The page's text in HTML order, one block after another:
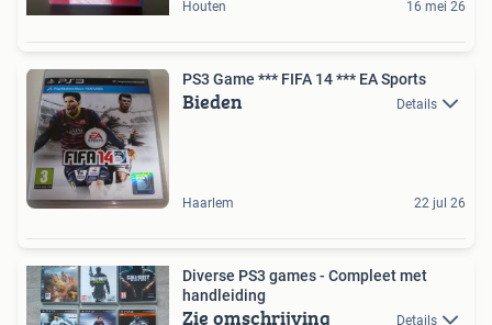
Houten 16 mei 26
PS3 Game *** FIFA 14 *** EA Sports
Bieden Details
Haarlem 22 jul 26
Diverse PS3 games - Compleet met
handleiding
Zie omschrijving Details